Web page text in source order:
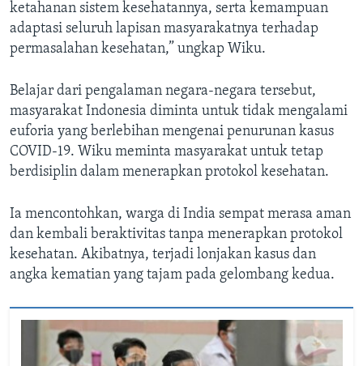
ketahanan sistem kesehatannya, serta kemampuan
adaptasi seluruh lapisan masyarakatnya terhadap
permasalahan kesehatan,” ungkap Wiku.
Belajar dari pengalaman negara-negara tersebut,
masyarakat Indonesia diminta untuk tidak mengalami
euforia yang berlebihan mengenai penurunan kasus
COVID-19. Wiku meminta masyarakat untuk tetap
berdisiplin dalam menerapkan protokol kesehatan.
Ia mencontohkan, warga di India sempat merasa aman
dan kembali beraktivitas tanpa menerapkan protokol
kesehatan. Akibatnya, terjadi lonjakan kasus dan
angka kematian yang tajam pada gelombang kedua.